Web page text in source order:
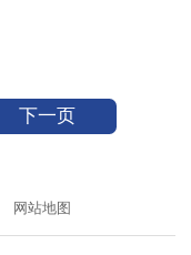
下一页
网站地图